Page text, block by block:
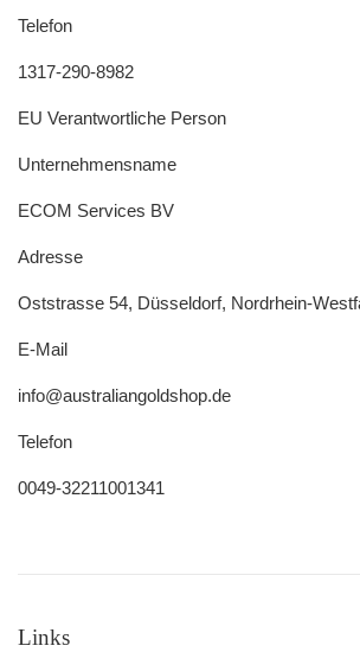
Telefon
1317-290-8982
EU Verantwortliche Person
Unternehmensname
ECOM Services BV
Adresse
Oststrasse 54, Düsseldorf, Nordrhein-
E-Mail
info@australiangoldshop.de
Telefon
0049-32211001341
Links